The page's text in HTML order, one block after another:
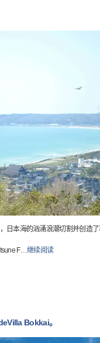
日本海的汹涌浪潮切割并创造了
F…继续阅读
Bokkai。